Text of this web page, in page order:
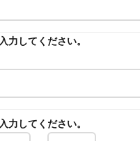
力してください。
力してください。